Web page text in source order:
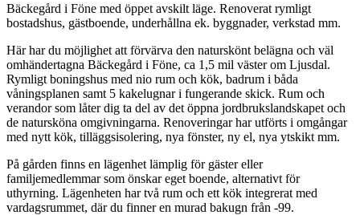
Bäckegård i Föne med öppet avskilt läge. Renoverat rymligt
bostadshus, gästboende, underhållna ek. byggnader, verkstad mm.
Här har du möjlighet att förvärva den naturskönt belägna och väl
omhändertagna Bäckegård i Föne, ca 1,5 mil väster om Ljusdal.
Rymligt boningshus med nio rum och kök, badrum i båda
våningsplanen samt 5 kakelugnar i fungerande skick. Rum och
verandor som låter dig ta del av det öppna jordbrukslandskapet och
de natursköna omgivningarna. Renoveringar har utförts i omgångar
med nytt kök, tilläggsisolering, nya fönster, ny el, nya ytskikt mm.
På gården finns en lägenhet lämplig för gäster eller
familjemedlemmar som önskar eget boende, alternativt för
uthyrning. Lägenheten har två rum och ett kök integrerat med
vardagsrummet, där du finner en murad bakugn från -99.